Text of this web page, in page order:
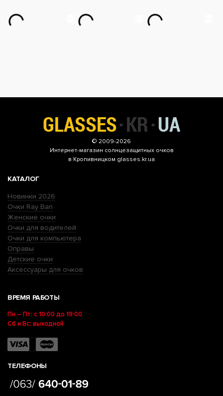
© 2009-2026
Интернет-магазин солнцезащитных очков
в Кропивницком glasses.kr.ua
КАТАЛОГ
Новинки 2026
Очки Ray Ban
Женские очки
Очки для водителей
Очки для компьютера
Оправы
Детские очки
Аксессуары для очков
ВРЕМЯ РАБОТЫ
Пн – Пт: с 10:00 до 19:00
Сб и Вс: выходной
ТЕЛЕФОНЫ